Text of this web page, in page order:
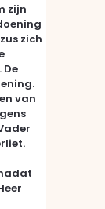
zijn
zich
van